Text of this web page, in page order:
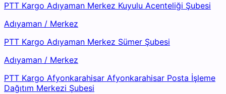
PTT Kargo Adıyaman Merkez Kuyulu Acenteliği Şubesi
Adıyaman / Merkez
PTT Kargo Adıyaman Merkez Sümer Şubesi
Adıyaman / Merkez
PTT Kargo Afyonkarahisar Afyonkarahisar Posta İşleme
Dağıtım Merkezi Şubesi